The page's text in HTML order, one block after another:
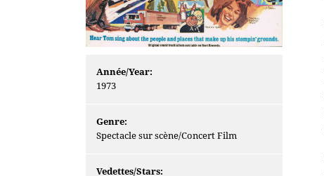
Année/Year:
1973
Genre:
Spectacle sur scène/Concert Film
Vedettes/Stars: